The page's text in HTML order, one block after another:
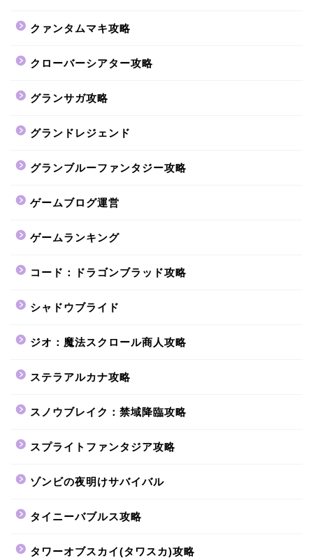
クァンタムマキ攻略
クローバーシアター攻略
グランサガ攻略
グランドレジェンド
グランブルーファンタジー攻略
ゲームブログ運営
ゲームランキング
コード：ドラゴンブラッド攻略
シャドウブライド
ジオ：魔法スクロール商人攻略
ステラアルカナ攻略
スノウブレイク：禁域降臨攻略
スプライトファンタジア攻略
ゾンビの夜明けサバイバル
タイニーバブルス攻略
タワーオブスカイ(タワスカ)攻略